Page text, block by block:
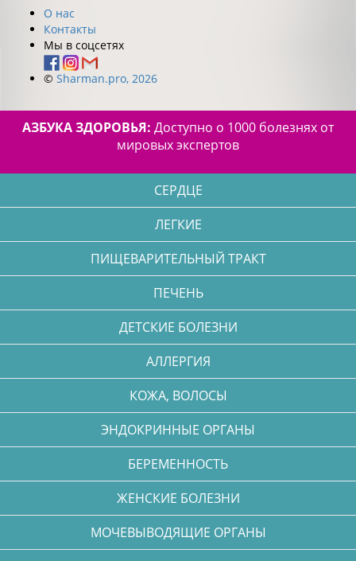
О нас
Контакты
Мы в соцсетях
© Sharman.pro, 2026
АЗБУКА ЗДОРОВЬЯ: Доступно о 1000 болезнях от
мировых экспертов
СЕРДЦЕ
ЛЕГКИЕ
ПИЩЕВАРИТЕЛЬНЫЙ ТРАКТ
ПЕЧЕНЬ
ДЕТСКИЕ БОЛЕЗНИ
АЛЛЕРГИЯ
КОЖА, ВОЛОСЫ
ЭНДОКРИННЫЕ ОРГАНЫ
БЕРЕМЕННОСТЬ
ЖЕНСКИЕ БОЛЕЗНИ
МОЧЕВЫВОДЯЩИЕ ОРГАНЫ